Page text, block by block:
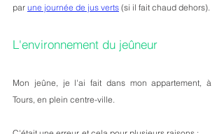
par une journée de jus verts (si il fait chaud dehors).
L'environnement du jeûneur
Mon jeûne, je l'ai fait dans mon appartement, à
Tours, en plein centre-ville.